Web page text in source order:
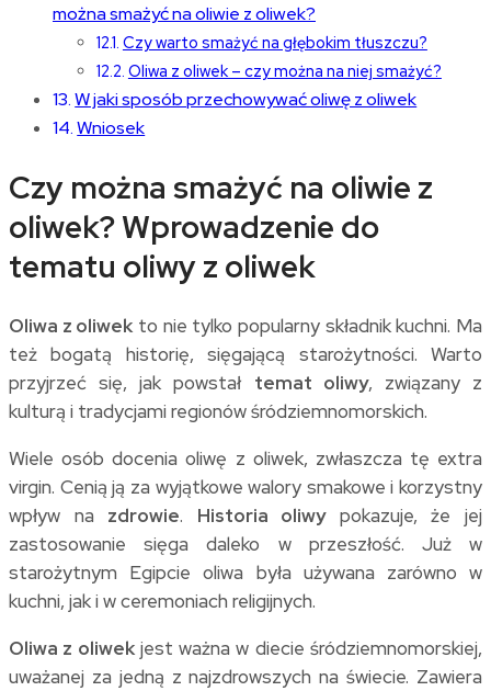
można smażyć na oliwie z oliwek?
Czy warto smażyć na głębokim tłuszczu?
Oliwa z oliwek – czy można na niej smażyć?
W jaki sposób przechowywać oliwę z oliwek
Wniosek
Czy można smażyć na oliwie z
oliwek? Wprowadzenie do
tematu oliwy z oliwek
Oliwa z oliwekto nie tylko popularny składnik kuchni. Ma
też bogatą historię, sięgającą starożytności. Warto
przyjrzeć się, jak powstał temat oliwy, związany z
kulturą i tradycjami regionów śródziemnomorskich.
Wiele osób docenia oliwę z oliwek, zwłaszcza tę extra
virgin. Cenią ją za wyjątkowe walory smakowe i korzystny
wpływ na zdrowie. Historia oliwypokazuje, że jej
zastosowanie sięga daleko w przeszłość. Już w
starożytnym Egipcie oliwa była używana zarówno w
kuchni, jak i w ceremoniach religijnych.
Oliwa z oliwekjest ważna w diecie śródziemnomorskiej,
uważanej za jedną z najzdrowszych na świecie. Zawiera